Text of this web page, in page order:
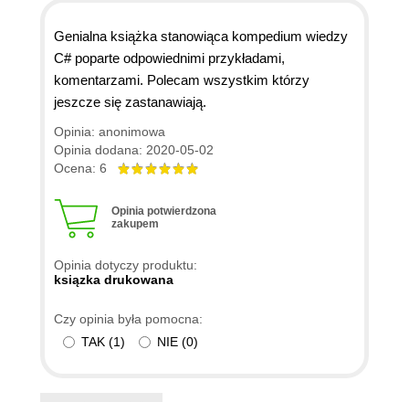
Genialna książka stanowiąca kompedium wiedzy
C# poparte odpowiednimi przykładami,
komentarzami. Polecam wszystkim którzy
jeszcze się zastanawiają.
Opinia: anonimowa
Opinia dodana: 2020-05-02
Ocena: 6
Opinia potwierdzona
zakupem
Opinia dotyczy produktu:
ksiązka drukowana
Czy opinia była pomocna:
TAK (1) NIE (0)